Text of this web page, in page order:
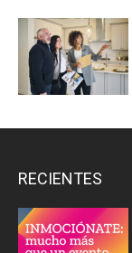
RECIENTES